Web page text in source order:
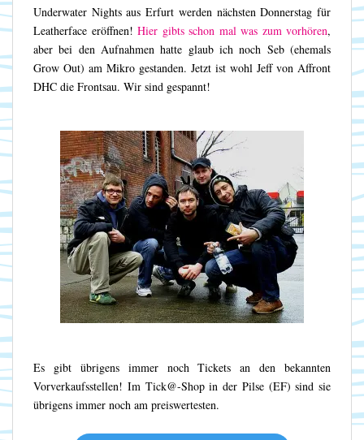
e
n
Underwater Nights aus Erfurt werden nächsten Donnerstag für
Leatherface eröffnen! Hier gibts schon mal was zum vorhören,
aber bei den Aufnahmen hatte glaub ich noch Seb (ehemals
Grow Out) am Mikro gestanden. Jetzt ist wohl Jeff von Affront
DHC die Frontsau. Wir sind gespannt!
Es gibt übrigens immer noch Tickets an den bekannten
Vorverkaufsstellen! Im Tick@-Shop in der Pilse (EF) sind sie
übrigens immer noch am preiswertesten.